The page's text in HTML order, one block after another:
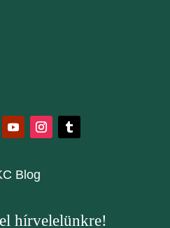
Blog
hírvelelünkre!